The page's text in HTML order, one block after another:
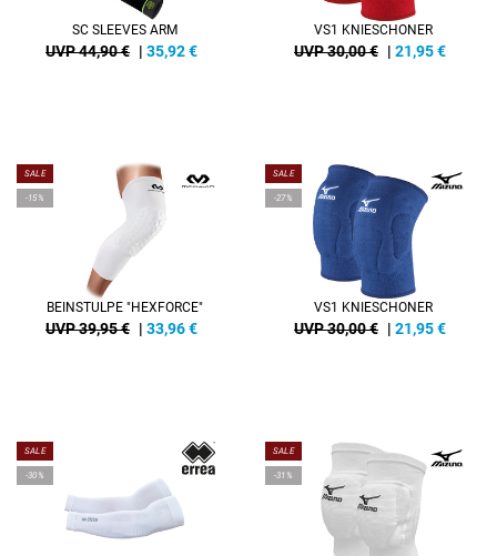
SC SLEEVES ARM
UVP 44,90 € | 35,92€
VS1 KNIESCHONER
UVP 30,00 € | 21,95€
SALE
-15%
BEINSTULPE "HEXFORCE"
UVP 39,95 € | 33,96€
SALE
-27%
VS1 KNIESCHONER
UVP 30,00 € | 21,95€
SALE
-30%
SALE
-31%